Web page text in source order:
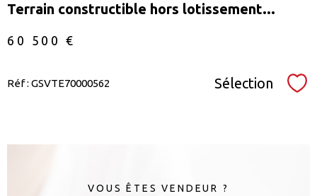
Terrain constructible hors lotissement...
60 500 €
Réf : GSVTE70000562 Sélection
VOUS ÊTES VENDEUR ?